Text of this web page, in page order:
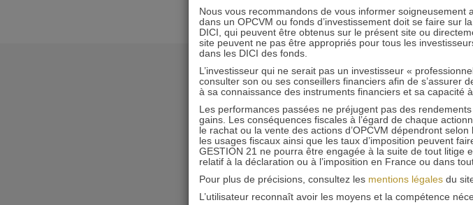
RESTER
Recevoir
Nous vous recommandons de vous informer soigneusement
dans un OPCVM ou fonds d’investissement doit se faire sur
DICI, qui peuvent être obtenus sur le présent site ou
site peuvent ne pas être appropriés pour tous les
dans les DICI des fonds.
L’investisseur qui ne serait pas un investisseur «
consulter son ou ses conseillers financiers afin de s’assurer
à sa connaissance des instruments financiers et sa capacité
Les performances passées ne préjugent pas des
gains. Les conséquences fiscales à l’égard de chaque
le rachat ou la vente des actions d’OPCVM dépendront
les usages fiscaux ainsi que les taux d’imposition peuvent
GESTION 21 ne pourra être engagée à la suite de tout litige
relatif à la déclaration ou à l’imposition en France ou dans
Pour plus de précisions, consultez les mentions légalesdu
L’utilisateur reconnaît avoir les moyens et la compétence